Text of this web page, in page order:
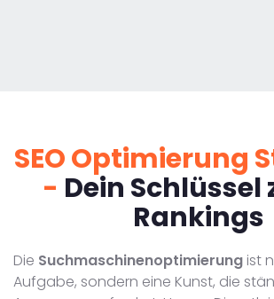
SEO Optimierung
- Dein Schlüssel
Rankings
Die Suchmaschinenoptimierung ist
Aufgabe, sondern eine Kunst, die